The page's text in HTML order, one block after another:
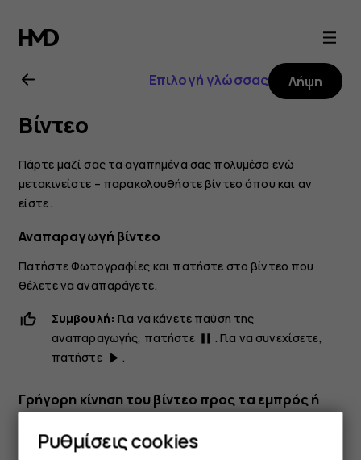
Οδηγίες
χρήσης
Nokia
2.1
Επιλογή γλώσσας Λήψη
Βίντεο
Πάρτε μαζί σας τα αγαπημένα σας πολυμέσα ενώ
μετακινείστε – παρακολουθήστε βίντεο όπου και αν
είστε.
Αναπαραγωγή βίντεο
ΠατήστεΦωτογραφίες και πατήστε στο βίντεο που
θέλετε να αναπαράγετε.
Συμβουλή: Για να κάνετε παύση της
αναπαραγωγής, πατήστε pause . Για να συνεχίσετε,
πατήστε play_arrow .
Γρήγορη κίνηση του βίντεο προς τα εμπρός ή
Για γρήγορη προώθηση ή επαναφορά ενός βίντεο,
Ρυθμίσεις cookies